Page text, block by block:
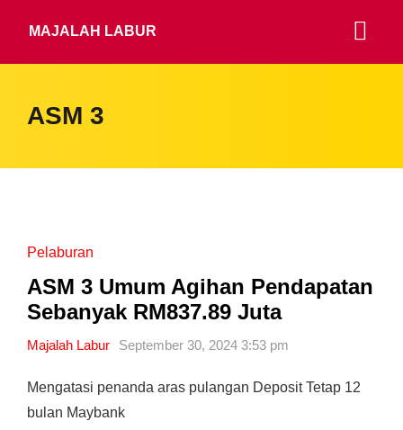
MAJALAH LABUR
ASM 3
Pelaburan
ASM 3 Umum Agihan Pendapatan
Sebanyak RM837.89 Juta
Majalah Labur September 30, 2024 3:53 pm
Mengatasi penanda aras pulangan Deposit Tetap 12
bulan Maybank